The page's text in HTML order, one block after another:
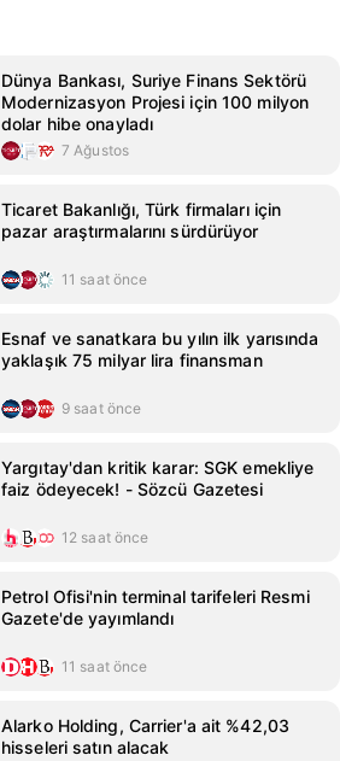
Dünya Bankası, Suriye Finans Sektörü
Modernizasyon Projesi için 100 milyon
dolar hibe onayladı
7 Ağustos
Ticaret Bakanlığı, Türk firmaları için
pazar araştırmalarını sürdürüyor
11 saat önce
Esnaf ve sanatkara bu yılın ilk yarısında
yaklaşık 75 milyar lira finansman
9 saat önce
Yargıtay'dan kritik karar: SGK emekliye
faiz ödeyecek! - Sözcü Gazetesi
12 saat önce
Petrol Ofisi'nin terminal tarifeleri Resmi
Gazete'de yayımlandı
11 saat önce
Alarko Holding, Carrier'a ait %42,03
hisseleri satın alacak